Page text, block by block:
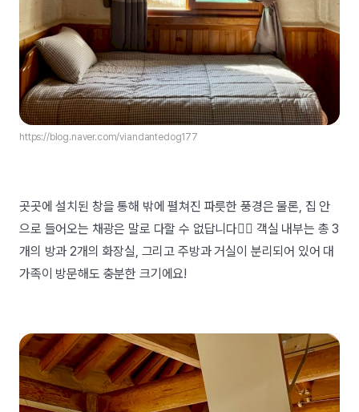
https://blog.naver.com/viandantedog177
곳곳에 설치된 창을 통해 밖에 펼쳐진 파릇한 풍경은 물론, 집 안
으로 들어오는 채광은 말로 다할 수 없답니다👍🏻 객실 내부는 총 3
개의 방과 2개의 화장실, 그리고 주방과 거실이 분리되어 있어 대
가족이 방문해도 충분한 크기에요!